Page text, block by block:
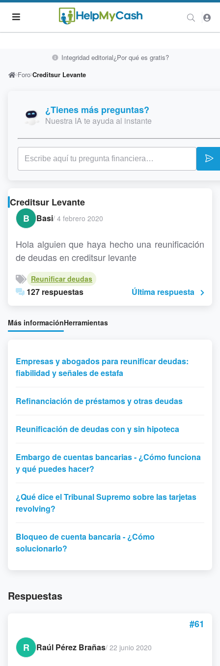
Integridad editorial¿Por qué es gratis?
Foro Creditsur Levante
¿Tienes más preguntas?
Nuestra IA te ayuda al instante
Creditsur Levante
B
Basi/ 4 febrero 2020
Hola alguien que haya hecho una reunificación
de deudas en creditsur levante
Reunificar deudas
127 respuestas Última respuesta
Más informaciónHerramientas
Empresas y abogados para reunificar deudas:
fiabilidad y señales de estafa
Refinanciación de préstamos y otras deudas
Reunificación de deudas con y sin hipoteca
Embargo de cuentas bancarias - ¿Cómo funciona
y qué puedes hacer?
¿Qué dice el Tribunal Supremo sobre las tarjetas
revolving?
Bloqueo de cuenta bancaria - ¿Cómo
solucionarlo?
Respuestas
#61
R
Raúl Pérez Brañas/ 22 junio 2020